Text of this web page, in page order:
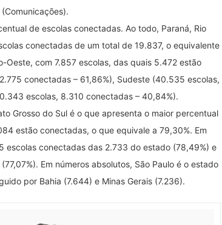
de escolas conectadas. Ao todo, Paraná, Rio
conectadas de um total de 19.837, o equivalente
Oeste, com 7.857 escolas, das quais 5.472 estão
conectadas – 61,86%), Sudeste (40.535 escolas,
escolas, 8.310 conectadas – 40,84%).
Grosso do Sul é o que apresenta o maior percentual
estão conectadas, o que equivale a 79,30%. Em
escolas conectadas das 2.733 do estado (78,49%) e
Em números absolutos, São Paulo é o estado
por Bahia (7.644) e Minas Gerais (7.236).